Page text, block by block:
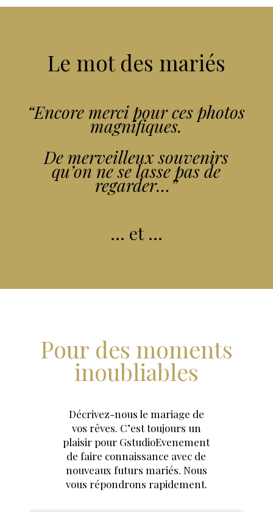
Le mot des mariés
“Encore merci pour ces photos
magnifiques.
De merveilleux souvenirs
qu’on ne se lasse pas de
regarder…”
… et …
Pour des moments
inoubliables
Décrivez-nous le mariage de
vos rêves. C’est toujours un
plaisir pour GstudioEvenement
de faire connaissance avec de
nouveaux futurs mariés. Nous
vous répondrons rapidement.